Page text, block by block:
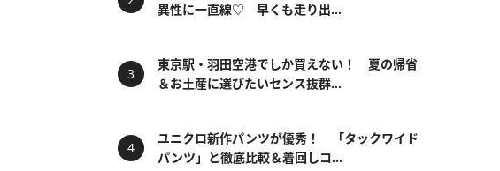
異性に一直線♡ 早くも走り出...
東京駅・羽田空港でしか買えない！ 夏の帰省
＆お土産に選びたいセンス抜群...
ユニクロ新作パンツが優秀！ 「タックワイド
パンツ」と徹底比較＆着回しコ...